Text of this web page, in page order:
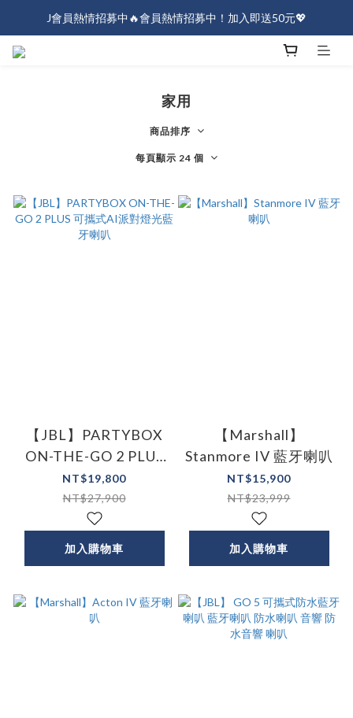
J會員熱情招募中🔥會員熱情招募中！加入即送50元💖
J會員熱情招募中🔥會員熱情招募中！加入即送50元💖
家用
商品排序
每頁顯示 24 個
【JBL】PARTYBOX
ON-THE-GO 2 PLUS
可攜式AI派對燈光藍
牙喇叭
NT$19,800
NT$27,900
加入購物車
【Marshall】
Stanmore IV 藍牙喇叭
NT$15,900
NT$23,999
加入購物車